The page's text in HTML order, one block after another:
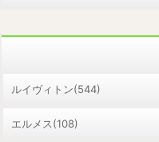
ルイヴィトン(544)
エルメス(108)